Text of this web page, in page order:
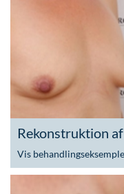
Rekonstruktion
Vis